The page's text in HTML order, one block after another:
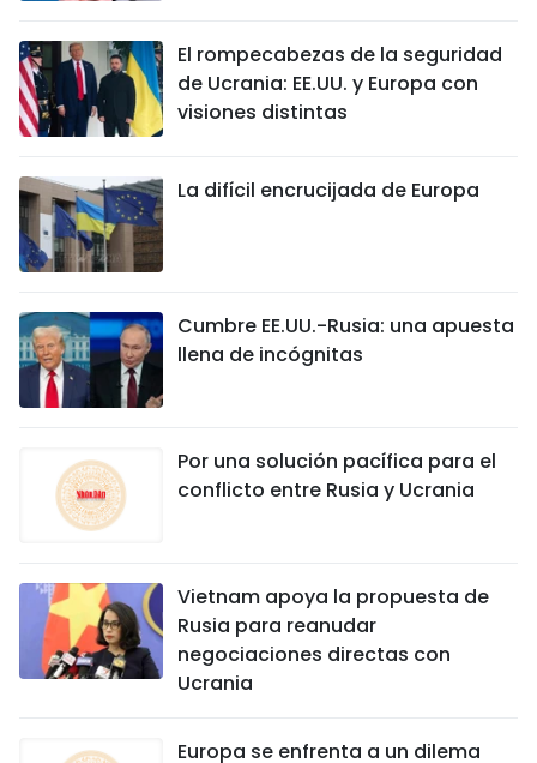
¿QUIÉNES SOMOS?
TIẾNG VIỆT
РУССКИЙ
El rompecabezas de la seguridad
de Ucrania: EE.UU. y Europa con
visiones distintas
La difícil encrucijada de Europa
Cumbre EE.UU.-Rusia: una apuesta
llena de incógnitas
Por una solución pacífica para el
conflicto entre Rusia y Ucrania
Vietnam apoya la propuesta de
Rusia para reanudar
negociaciones directas con
Ucrania
Europa se enfrenta a un dilema